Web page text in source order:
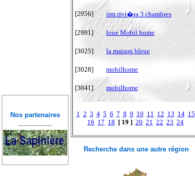
Nos partenaires
[2956] irm rivi�ra 3 chambres
[2991] loue Mobil home
[3025] la maison bleue
[3028] mobilhome
[3041] mobilhome
1 2 3 4 5 6 7 8 9 10 11 12 13 14 15
16 17 18 [ 19 ] 20 21 22 23 24
Recherche dans une autre région